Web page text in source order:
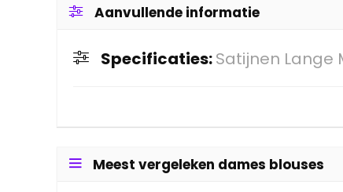
Aanvullende informatie
Specificaties:Satijnen Lange
Meest vergeleken dames blouses